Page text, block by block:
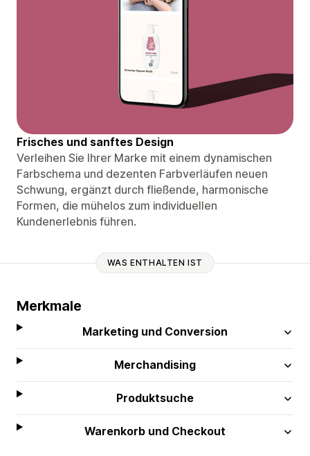
Frisches und sanftes Design
Verleihen Sie Ihrer Marke mit einem dynamischen
Farbschema und dezenten Farbverläufen neuen
Schwung, ergänzt durch fließende, harmonische
Formen, die mühelos zum individuellen
Kundenerlebnis führen.
WAS ENTHALTEN IST
Merkmale
Marketing und Conversion
Merchandising
Produktsuche
Warenkorb und Checkout